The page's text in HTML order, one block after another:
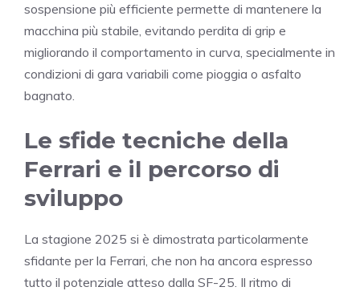
sospensione più efficiente permette di mantenere la
macchina più stabile, evitando perdita di grip e
migliorando il comportamento in curva, specialmente in
condizioni di gara variabili come pioggia o asfalto
bagnato.
Le sfide tecniche della
Ferrari e il percorso di
sviluppo
La stagione 2025 si è dimostrata particolarmente
sfidante per la Ferrari, che non ha ancora espresso
tutto il potenziale atteso dalla SF-25. Il ritmo di